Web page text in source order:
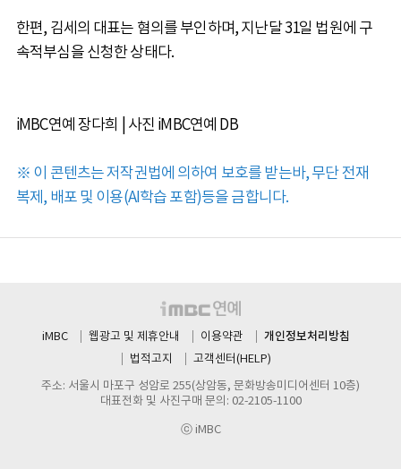
한편, 김세의 대표는 혐의를 부인하며, 지난달 31일 법원에 구
속적부심을 신청한 상태다.
iMBC연예 장다희 | 사진 iMBC연예 DB
※ 이 콘텐츠는 저작권법에 의하여 보호를 받는바, 무단 전재
복제, 배포 및 이용(AI학습 포함)등을 금합니다.
iMBC 웹광고 및 제휴안내 이용약관 개인정보처리방침
법적고지
고객센터(HELP)
주소: 서울시 마포구 성암로 255(상암동, 문화방송미디어센터 10층)
대표전화 및 사진구매 문의: 02-2105-1100
ⓒ iMBC